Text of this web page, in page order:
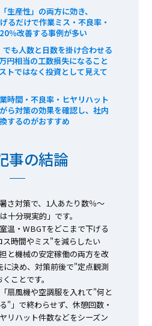
生産性」の両方に効き、
るだけで作業ミス・不良率・
％改善する事例が多い
でも人数と日数を掛け合わせる
円相当の工数損失になること
トではなく投資として見えて
時間・不良率・ヒヤリハット
ら対策の効果を確認し、社内
するのがおすすめ
事の結論
さ対策で、1人あたり数％〜
十分現実的」です。
温・WBGTをどこまで下げる
時間やミス"を減らしたい
と機械の安定稼働の両方を改
に決め、対策前後で"定点観測
ことです。
扇風機や空調服を入れて"何と
"」で終わらせず、休憩回数・
リハット件数などをシーズン